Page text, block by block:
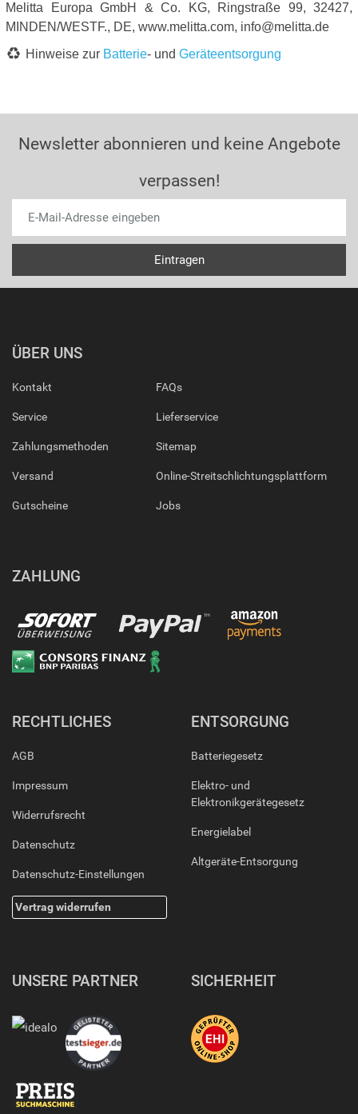
Melitta Europa GmbH & Co. KG, Ringstraße 99, 32427,
MINDEN/WESTF., DE, www.melitta.com, info@melitta.de
Hinweise zur Batterie- und Geräteentsorgung
Newsletter abonnieren und keine Angebote
verpassen!
ÜBER UNS
Kontakt
Service
Zahlungsmethoden
Versand
Gutscheine
FAQs
Lieferservice
Sitemap
Online-Streitschlichtungsplattform
Jobs
ZAHLUNG
RECHTLICHES
AGB
Impressum
Widerrufsrecht
Datenschutz
Datenschutz-Einstellungen
Vertrag widerrufen
ENTSORGUNG
Batteriegesetz
Elektro- und
Elektronikgerätegesetz
Energielabel
Altgeräte-Entsorgung
UNSERE PARTNER SICHERHEIT